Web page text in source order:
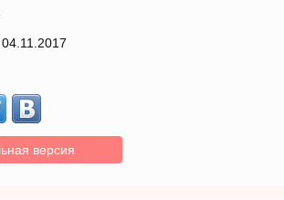
04.11.2017
версия